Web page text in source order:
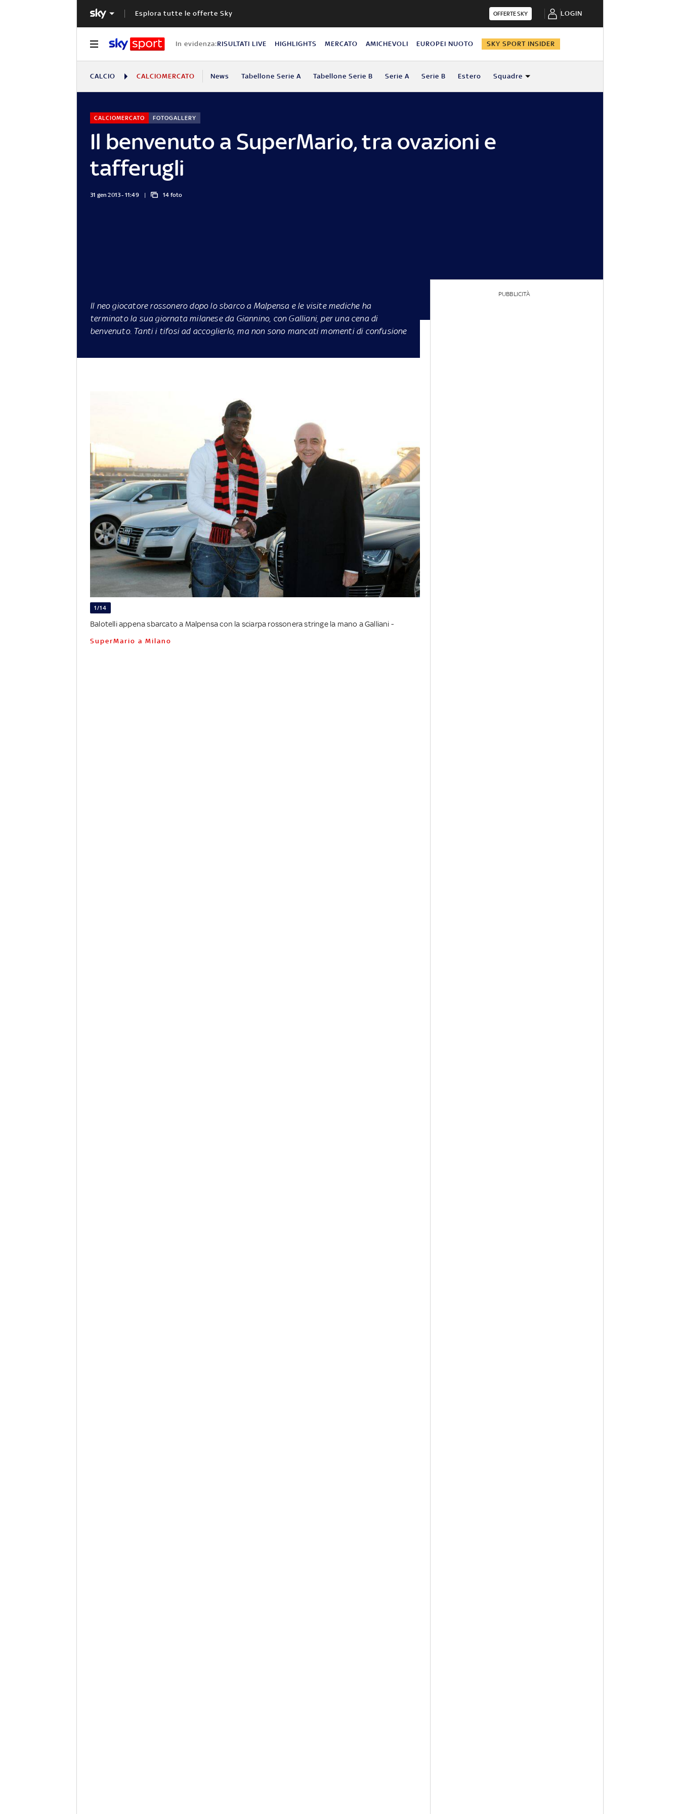
Esplora tutte le offerte Sky OFFERTE SKY LOGIN
In evidenza:RISULTATI LIVE HIGHLIGHTS MERCATO AMICHEVOLI EUROPEI NUOTO SKY SPORT INSIDER
CALCIO CALCIOMERCATO News Tabellone Serie A Tabellone Serie B Serie A Serie B Estero Squadre
Il benvenuto a SuperMario, tra ovazioni e
tafferugli
CALCIOMERCATO FOTOGALLERY
31 gen 2013 - 11:49 14 foto
Il neo giocatore rossonero dopo lo sbarco a Malpensa e le visite mediche ha
terminato la sua giornata milanese da Giannino, con Galliani, per una cena di
benvenuto. Tanti i tifosi ad accoglierlo, ma non sono mancati momenti di confusione
1/14
Balotelli appena sbarcato a Malpensa con la sciarpa rossonera stringe la mano a Galliani -
SuperMario a Milano
PUBBLICITÀ